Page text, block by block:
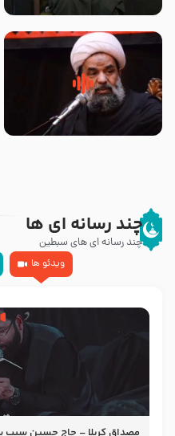
چه معناست – حجت الاسلام علوی
سلام جوانی که امام حسین علیه
السلام خودش جوابش را دادند
چند رسانه ای ها
چند رسانه ای های سبطین
ویدئو ها
مصداق کربلا – حاج حسین سیب